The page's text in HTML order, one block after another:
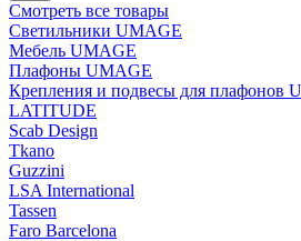
Смотреть все товары
Светильники UMAGE
Мебель UMAGE
Плафоны UMAGE
Крепления и подвесы для плафонов
LATITUDE
Scab Design
Tkano
Guzzini
LSA International
Tassen
Faro Barcelona